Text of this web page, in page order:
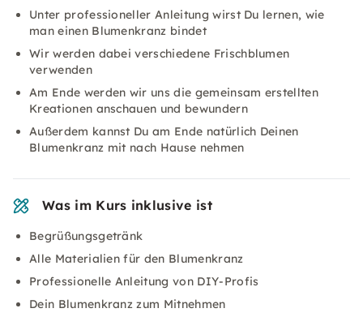
Unter professioneller Anleitung wirst Du lernen, wie
man einen Blumenkranz bindet
Wir werden dabei verschiedene Frischblumen
verwenden
Am Ende werden wir uns die gemeinsam erstellten
Kreationen anschauen und bewundern
Außerdem kannst Du am Ende natürlich Deinen
Blumenkranz mit nach Hause nehmen
Was im Kurs inklusive ist
Begrüßungsgetränk
Alle Materialien für den Blumenkranz
Professionelle Anleitung von DIY-Profis
Dein Blumenkranz zum Mitnehmen